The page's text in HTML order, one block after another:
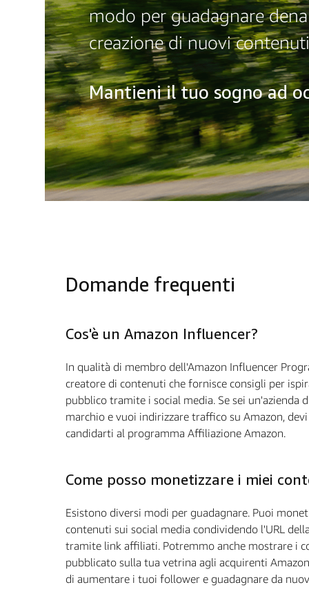
modo per guadagnare
creazione di nuovi
Mantieni il tuo sogno ad
Domande frequenti
Cos'è un Amazon Influencer?
In qualità di membro dell'Amazon Influencer
creatore di contenuti che fornisce consigli per
pubblico tramite i social media. Se sei un'azienda
marchio e vuoi indirizzare traffico su Amazon,
candidarti al programma Affiliazione Amazon.
Come posso monetizzare i miei
Esistono diversi modi per guadagnare. Puoi
contenuti sui social media condividendo l'URL
tramite link affiliati. Potremmo anche mostrare i
pubblicato sulla tua vetrina agli acquirenti
di aumentare i tuoi follower e guadagnare da